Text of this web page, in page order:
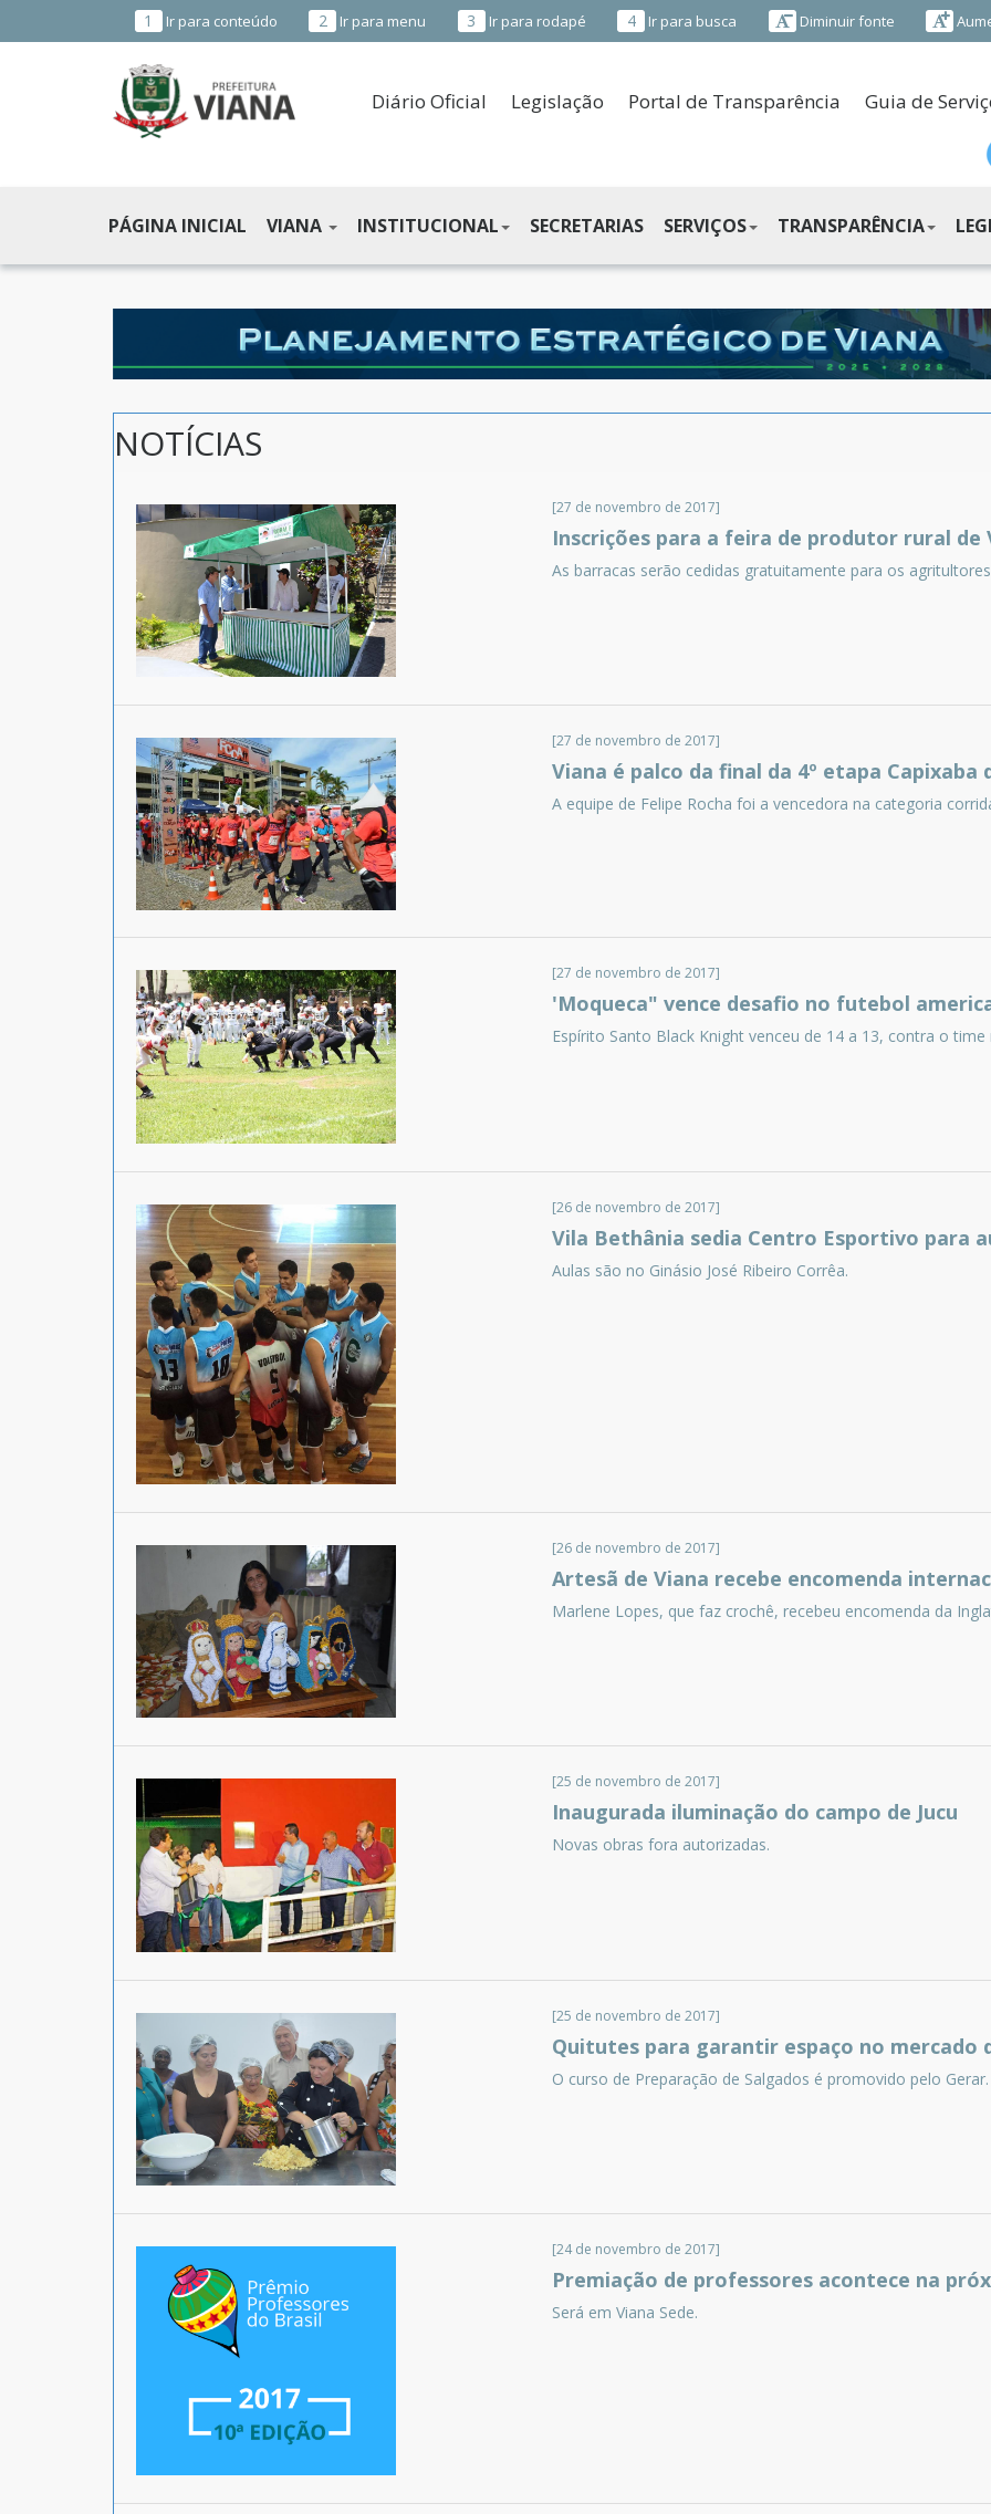
1 Ir para conteúdo 2 Ir para menu 3 Ir para rodapé 4 Ir para busca Diminuir fonte
MUNICIPAL
DE
VIANA
ES
Diário Oficial Legislação Portal de Transparência Guia de
PÁGINA INICIAL VIANA INSTITUCIONAL SECRETARIAS SERVIÇOS TRANSPARÊNCIA
NOTÍCIAS
[27 de novembro de 2017]
Inscrições para a feira de produtor rural de
As barracas serão cedidas gratuitamente para os agritultores
[27 de novembro de 2017]
Viana é palco da final da 4º etapa
A equipe de Felipe Rocha foi a vencedora na categoria
[27 de novembro de 2017]
'Moqueca" vence desafio no futebol
Espírito Santo Black Knight venceu de 14 a 13, contra o time
[26 de novembro de 2017]
Vila Bethânia sedia Centro Esportivo para
Aulas são no Ginásio José Ribeiro Corrêa.
[26 de novembro de 2017]
Artesã de Viana recebe encomenda
Marlene Lopes, que faz crochê, recebeu encomenda da
[25 de novembro de 2017]
Inaugurada iluminação do campo de Jucu
Novas obras fora autorizadas.
[25 de novembro de 2017]
Quitutes para garantir espaço no mercado
O curso de Preparação de Salgados é promovido pelo Gerar.
[24 de novembro de 2017]
Premiação de professores acontece na
Será em Viana Sede.